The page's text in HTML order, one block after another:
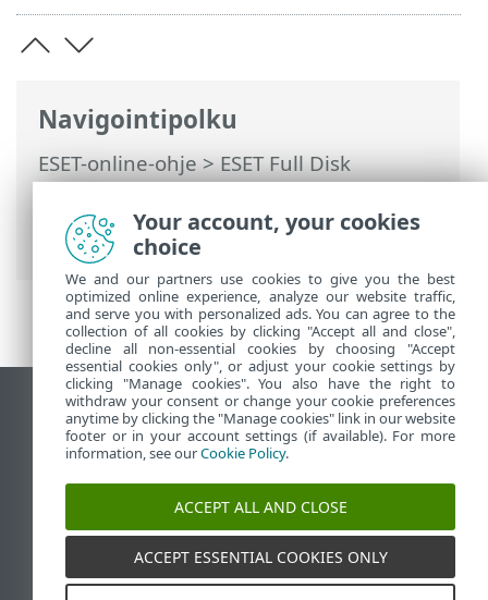
Navigointipolku
ESET-online-ohje>ESET Full Disk
Encryption>ESET Full Disk Encryption:n
käyttäminen> Salauksen hallinta>
Keskeytä FDE-todennus
Näytä tietokonesivusto
End of Life
ESET-tietämyskanta
ESET-foorumi
ESET Status Portal
Alueellinen tuki
Your account, your cookies
choice
We and our partners use cookies to give you the best
optimized online experience, analyze our website traffic,
and serve you with personalized ads. You can agree to the
collection of all cookies by clicking "Accept all and close",
decline all non-essential cookies by choosing "Accept
essential cookies only", or adjust your cookie settings by
clicking "Manage cookies". You also have the right to
withdraw your consent or change your cookie preferences
anytime by clicking the "Manage cookies" link in our website
footer or in your account settings (if available). For more
information, see ourCookie Policy.
ACCEPT ALL AND CLOSE
ACCEPT ESSENTIAL COOKIES ONLY